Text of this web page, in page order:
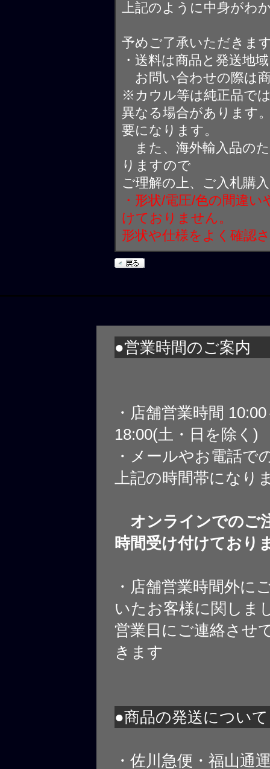
上記のように中身がわ
予めご了承いただきま
・送料は商品と発送地
お問い合わせの際は
※カウル等は純正品で
異なる場合があります
要になります。
また、海外輸入品の
りますので
ご理解の上、ご入札購
・形状/電圧/色の間違
けておりません。
形状や仕様をよく確認
●営業時間のご案内
・店舗営業時間
18:00(土・日を除く)
・メールやお電話で
上記の時間帯になり
オンラインでのご
時間受け付けており
・店舗営業時間外に
いたお客様に関しま
営業日にご連絡させ
きます
●商品の発送について
・佐川急便・福山通